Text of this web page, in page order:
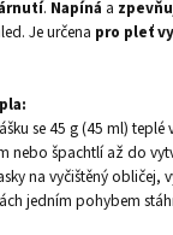
. Napíná a
Je určena pro pleť
se 45 g (45 ml) teplé
nebo špachtlí až do
na vyčištěný obličej,
jedním pohybem